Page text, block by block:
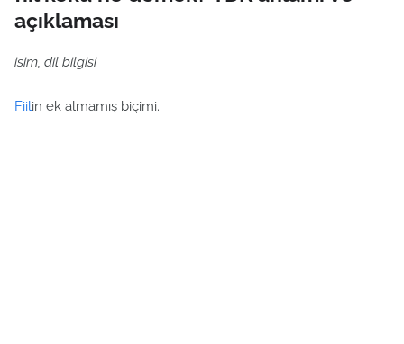
açıklaması
isim, dil bilgisi
Fiilin ek almamış biçimi.